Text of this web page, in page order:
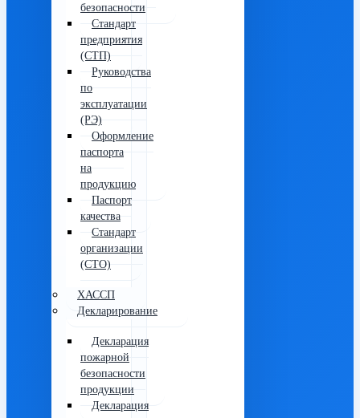
безопасности
Стандарт
предприятия
(СТП)
Руководства
по
эксплуатации
(РЭ)
Оформление
паспорта
на
продукцию
Паспорт
качества
Стандарт
организации
(СТО)
ХАССП
Декларирование
Декларация
пожарной
безопасности
продукции
Декларация